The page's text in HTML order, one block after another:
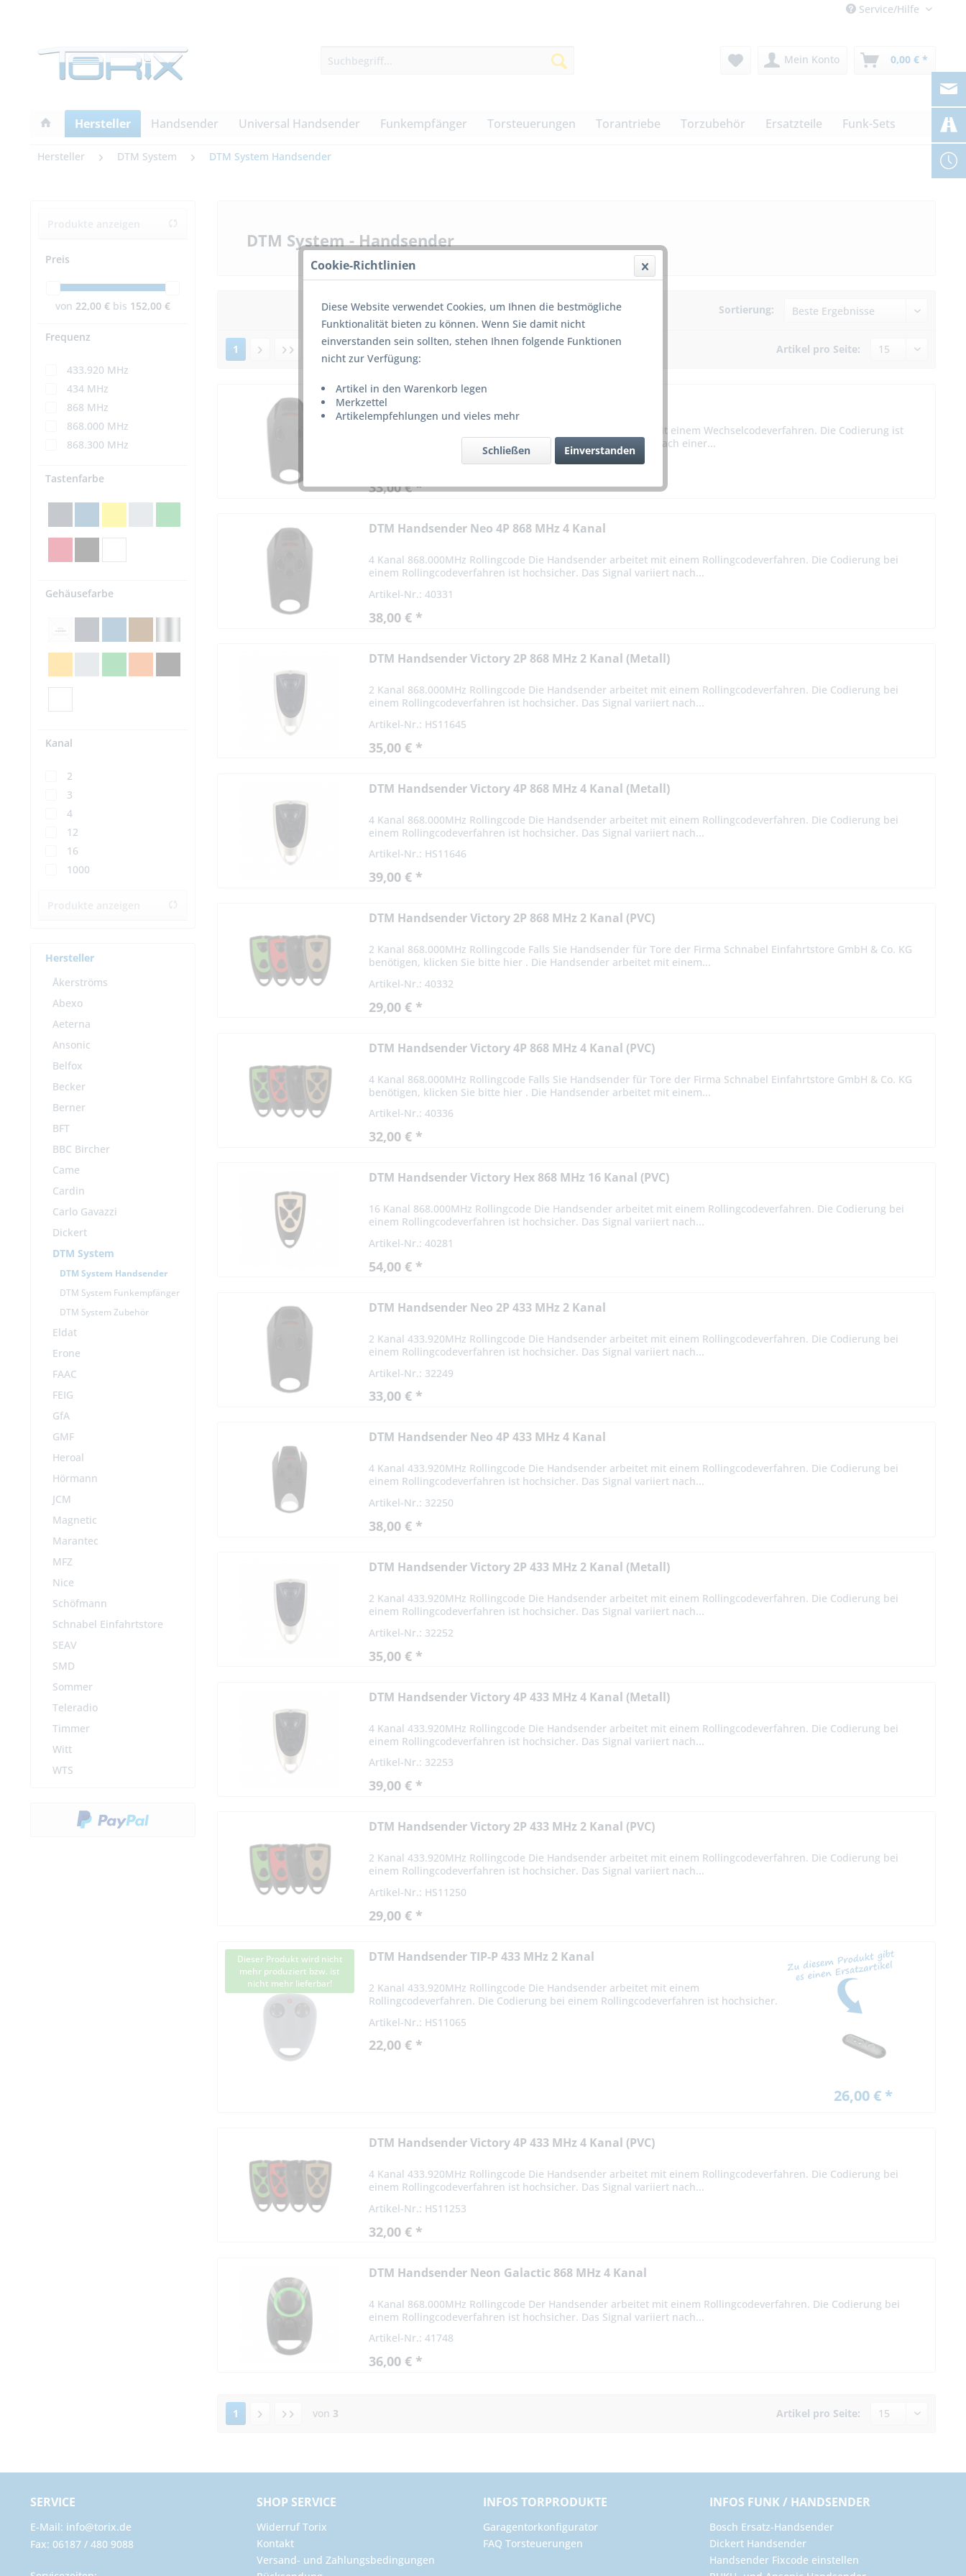
Service/Hilfe
Mein Konto 0,00 € *
Hersteller Handsender Universal Handsender Funkempfänger Torsteuerungen Torantriebe Torzubehör Ersatzteile Funk-Sets
Hersteller DTM System DTM System Handsender
Preis
von 22,00 € bis 152,00 €
Frequenz
433.920 MHz
434 MHz
868 MHz
868.000 MHz
868.300 MHz
Tastenfarbe
Gehäusefarbe
Kanal
2
3
4
12
16
1000
Hersteller
Åkerströms
Abexo
Aeterna
Ansonic
Belfox
Becker
Berner
BFT
BBC Bircher
Came
Cardin
Carlo Gavazzi
Dickert
DTM System
DTM System Handsender
DTM System Funkempfänger
DTM System Zubehör
Eldat
Erone
FAAC
FEIG
GfA
GMF
Heroal
Hörmann
JCM
Magnetic
Marantec
MFZ
Nice
Schöfmann
Schnabel Einfahrtstore
SEAV
SMD
Sommer
Teleradio
Timmer
Witt
WTS
DTM System - Handsender
Sortierung:
1 von3 Artikel pro Seite:
DTM Handsender Neo 2P 868 MHz 2 Kanal
2 Kanal 868.000MHz Rollingcode Der Handsender arbeitet mit einem Wechselcodeverfahren. Die Codierung ist
dadurch hochsicher ist hochsicher. Das Funksignal variiert nach einer...
33,00 € *
DTM Handsender Neo 4P 868 MHz 4 Kanal
4 Kanal 868.000MHz Rollingcode Die Handsender arbeitet mit einem Rollingcodeverfahren. Die Codierung bei
einem Rollingcodeverfahren ist hochsicher. Das Signal variiert nach...
Artikel-Nr.: 40331
38,00 € *
DTM Handsender Victory 2P 868 MHz 2 Kanal (Metall)
2 Kanal 868.000MHz Rollingcode Die Handsender arbeitet mit einem Rollingcodeverfahren. Die Codierung bei
einem Rollingcodeverfahren ist hochsicher. Das Signal variiert nach...
Artikel-Nr.: HS11645
35,00 € *
DTM Handsender Victory 4P 868 MHz 4 Kanal (Metall)
4 Kanal 868.000MHz Rollingcode Die Handsender arbeitet mit einem Rollingcodeverfahren. Die Codierung bei
einem Rollingcodeverfahren ist hochsicher. Das Signal variiert nach...
Artikel-Nr.: HS11646
39,00 € *
DTM Handsender Victory 2P 868 MHz 2 Kanal (PVC)
2 Kanal 868.000MHz Rollingcode Falls Sie Handsender für Tore der Firma Schnabel Einfahrtstore GmbH & Co. KG
benötigen, klicken Sie bitte hier . Die Handsender arbeitet mit einem...
Artikel-Nr.: 40332
29,00 € *
DTM Handsender Victory 4P 868 MHz 4 Kanal (PVC)
4 Kanal 868.000MHz Rollingcode Falls Sie Handsender für Tore der Firma Schnabel Einfahrtstore GmbH & Co. KG
benötigen, klicken Sie bitte hier . Die Handsender arbeitet mit einem...
Artikel-Nr.: 40336
32,00 € *
DTM Handsender Victory Hex 868 MHz 16 Kanal (PVC)
16 Kanal 868.000MHz Rollingcode Die Handsender arbeitet mit einem Rollingcodeverfahren. Die Codierung bei
einem Rollingcodeverfahren ist hochsicher. Das Signal variiert nach...
Artikel-Nr.: 40281
54,00 € *
DTM Handsender Neo 2P 433 MHz 2 Kanal
2 Kanal 433.920MHz Rollingcode Die Handsender arbeitet mit einem Rollingcodeverfahren. Die Codierung bei
einem Rollingcodeverfahren ist hochsicher. Das Signal variiert nach...
Artikel-Nr.: 32249
33,00 € *
DTM Handsender Neo 4P 433 MHz 4 Kanal
4 Kanal 433.920MHz Rollingcode Die Handsender arbeitet mit einem Rollingcodeverfahren. Die Codierung bei
einem Rollingcodeverfahren ist hochsicher. Das Signal variiert nach...
Artikel-Nr.: 32250
38,00 € *
DTM Handsender Victory 2P 433 MHz 2 Kanal (Metall)
2 Kanal 433.920MHz Rollingcode Die Handsender arbeitet mit einem Rollingcodeverfahren. Die Codierung bei
einem Rollingcodeverfahren ist hochsicher. Das Signal variiert nach...
Artikel-Nr.: 32252
35,00 € *
DTM Handsender Victory 4P 433 MHz 4 Kanal (Metall)
4 Kanal 433.920MHz Rollingcode Die Handsender arbeitet mit einem Rollingcodeverfahren. Die Codierung bei
einem Rollingcodeverfahren ist hochsicher. Das Signal variiert nach...
Artikel-Nr.: 32253
39,00 € *
DTM Handsender Victory 2P 433 MHz 2 Kanal (PVC)
2 Kanal 433.920MHz Rollingcode Die Handsender arbeitet mit einem Rollingcodeverfahren. Die Codierung bei
einem Rollingcodeverfahren ist hochsicher. Das Signal variiert nach...
Artikel-Nr.: HS11250
29,00 € *
Dieser Produkt wird nicht
mehr produziert bzw. ist
nicht mehr lieferbar!
DTM Handsender TIP-P 433 MHz 2 Kanal
2 Kanal 433.920MHz Rollingcode Die Handsender arbeitet mit einem
Rollingcodeverfahren. Die Codierung bei einem Rollingcodeverfahren ist hochsicher.
Artikel-Nr.: HS11065
22,00 € *
26,00 € *
DTM Handsender Victory 4P 433 MHz 4 Kanal (PVC)
4 Kanal 433.920MHz Rollingcode Die Handsender arbeitet mit einem Rollingcodeverfahren. Die Codierung bei
einem Rollingcodeverfahren ist hochsicher. Das Signal variiert nach...
Artikel-Nr.: HS11253
32,00 € *
DTM Handsender Neon Galactic 868 MHz 4 Kanal
4 Kanal 868.000MHz Rollingcode Der Handsender arbeitet mit einem Rollingcodeverfahren. Die Codierung bei
einem Rollingcodeverfahren ist hochsicher. Das Signal variiert nach...
Artikel-Nr.: 41748
36,00 € *
1 von 3 Artikel pro Seite:
SERVICE
E-Mail: info@torix.de
Fax: 06187 / 480 9088
SHOP SERVICE
Widerruf Torix
Kontakt
Versand- und Zahlungsbedingungen
INFOS TORPRODUKTE
Garagentorkonfigurator
FAQ Torsteuerungen
INFOS FUNK / HANDSENDER
Bosch Ersatz-Handsender
Dickert Handsender
Handsender Fixcode einstellen
Cookie-Richtlinien
Diese Website verwendet Cookies, um Ihnen die bestmögliche
Funktionalität bieten zu können. Wenn Sie damit nicht
einverstanden sein sollten, stehen Ihnen folgende Funktionen
nicht zur Verfügung:
Artikel in den Warenkorb legen
Merkzettel
Artikelempfehlungen und vieles mehr
Einverstanden
Schließen